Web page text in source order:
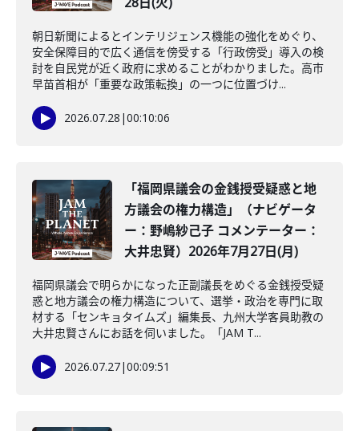
朝日新聞によるとインテリジェンス機能の強化をめぐり、
安全保障目的で広く通信を傍受する「行政傍受」導入の検
討を自民党が近く政府に求めることがわかりました。高市
早苗首相が「重要な政策転換」の一つに位置づけ...
2026.07.28 |00:10:06
「福岡県議会の金銭授受疑惑と地
方議会の権力構造」（ナビゲータ
ー：野嶋紗己子 コメンテーター：
大井忠賢）2026年7月27日(月)
福岡県議会で明らかになった正副議長をめぐる金銭授受疑
惑と地方議会の権力構造について、選挙・政治を専門に取
材する「センキョタイムズ」編集長、九州大学客員助教の
大井忠賢さんにお話を伺いました。「JAM T...
2026.07.27|00:09:51